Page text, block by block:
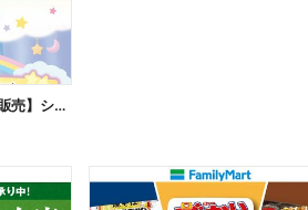
【ファミマオンライン先行販売】シルバニアファミリー